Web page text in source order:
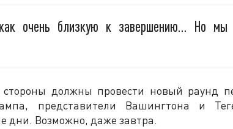
очень близкую к завершению… Но
должны провести новый раунд
представители Вашингтона и
дни. Возможно, даже завтра.